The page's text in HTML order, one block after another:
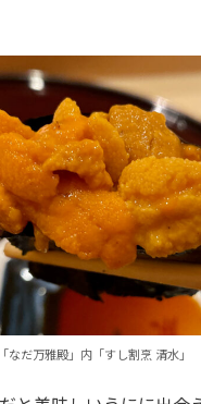
なだ万雅殿」内「すし割烹 清水」